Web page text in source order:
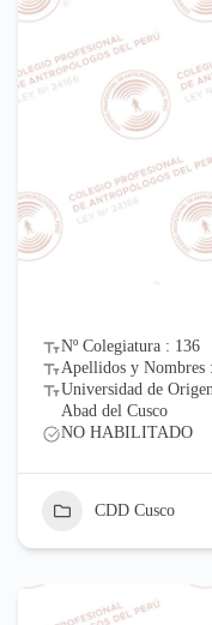
Nº Colegiatura : 136
Apellidos y
Universidad de
Abad del Cusco
NO HABILITADO
CDD Cusco